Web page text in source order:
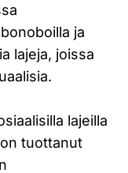
ja
lajeja, joissa
lajeilla
tuottanut